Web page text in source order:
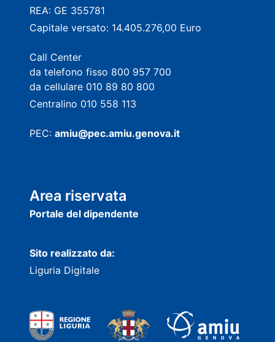
REA: GE 355781
Capitale versato: 14.405.276,00 Euro
Call Center
da telefono fisso 800 957 700
da cellulare 010 89 80 800
Centralino 010 558 113
PEC: amiu@pec.amiu.genova.it
Area riservata
Portale del dipendente
Sito realizzato da:
Liguria Digitale